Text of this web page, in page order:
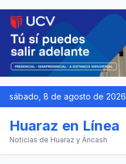
sábado, 8 de agosto de 2026
Huaraz en Línea
Noticias de Huaraz y Áncash